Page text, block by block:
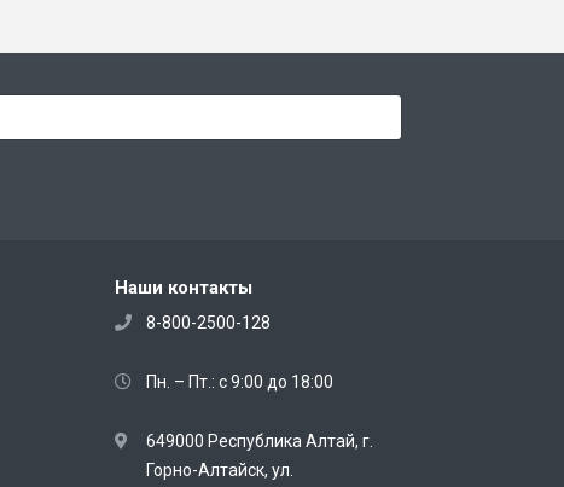
Наши контакты
8-800-2500-128
Пн. – Пт.: с 9:00 до 18:00
649000 Республика Алтай, г.
Горно-Алтайск, ул.